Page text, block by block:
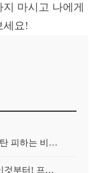
마시고 나에게
세요!
2026년 실비보험 갱신, 보험료 폭탄 피하는 비교사이트의 비밀
2026년 실비보험, 1인 가구라면 이것부터! 프리랜서를 위한 비교사이트 활용 가이드